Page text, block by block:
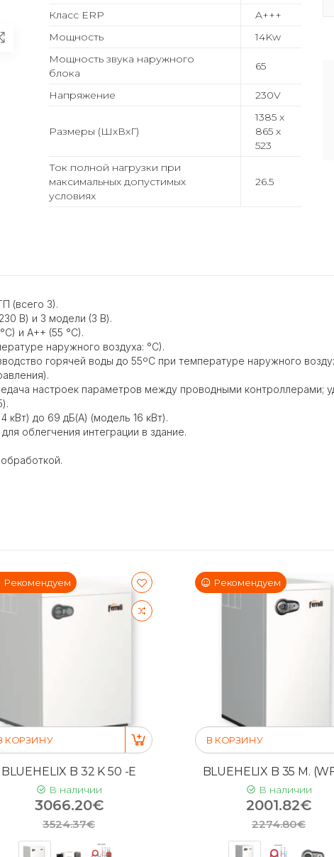
Класс ERP
A+++
Мощность
14Kw
Мощность звука наружного
блока
65
Напряжение 230V
Размеры (ШхВхГ)
1385 x
865 x
523
Ток полной нагрузки при
максимальных допустимых
условиях
26.5
(всего 3).
В) и 3 модели (3 В).
и A++ (55 °C).
наружного воздуха: °C).
горячей воды до 55ºC при температуре наружного
настроек параметров между проводными контроллерами;
до 69 дБ(A) (модель 16 кВт).
облегчения интеграции в здание.
Рекомендуем
КОРЗИНУ
BLUEHELIX B 32 K 50 -E
В наличии
3066.20€
3524.37€
Рекомендуем
В КОРЗИНУ
BLUEHELIX B 35 M.
В наличии
2001.82€
2274.80€